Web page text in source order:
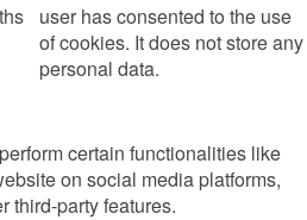
user has consented to the use
of cookies. It does not store any
personal data.
certain functionalities like
on social media platforms,
third-party features.